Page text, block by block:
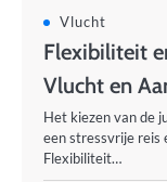
Vlucht
Flexibiliteit
Vlucht en
Het kiezen van de
een stressvrije reis
Flexibiliteit…